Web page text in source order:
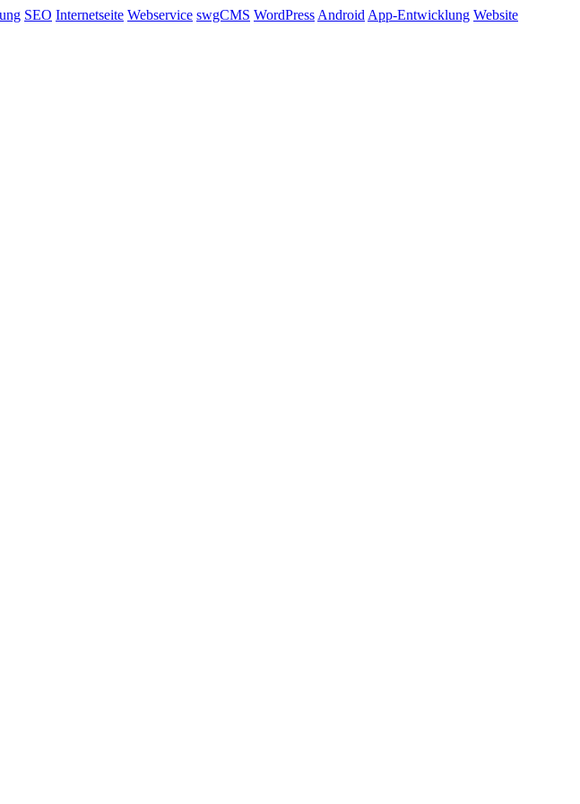
SEO Internetseite Webservice swgCMS WordPress Android App-Entwicklung Website